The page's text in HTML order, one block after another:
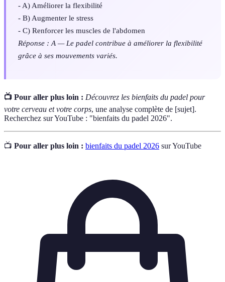
- A) Améliorer la flexibilité
- B) Augmenter le stress
- C) Renforcer les muscles de l'abdomen
Réponse : A — Le padel contribue à améliorer la flexibilité
grâce à ses mouvements variés.
📺 Pour aller plus loin : Découvrez les bienfaits du padel pour
votre cerveau et votre corps, une analyse complète de [sujet].
Recherchez sur YouTube : "bienfaits du padel 2026".
📺 Pour aller plus loin : bienfaits du padel 2026 sur YouTube